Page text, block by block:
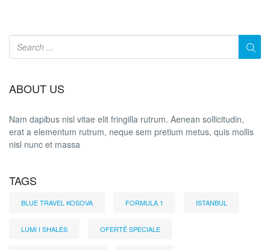
ABOUT US
Nam dapibus nisl vitae elit fringilla rutrum. Aenean sollicitudin,
erat a elementum rutrum, neque sem pretium metus, quis mollis
nisl nunc et massa
TAGS
BLUE TRAVEL KOSOVA FORMULA 1 ISTANBUL
LUMI I SHALES OFERTË SPECIALE